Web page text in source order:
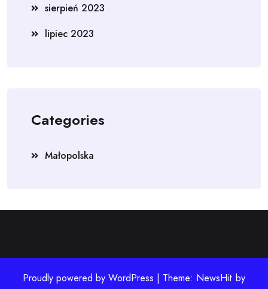
sierpień 2023
lipiec 2023
Categories
Małopolska
Proudly powered by WordPress | Theme: NewsHit by